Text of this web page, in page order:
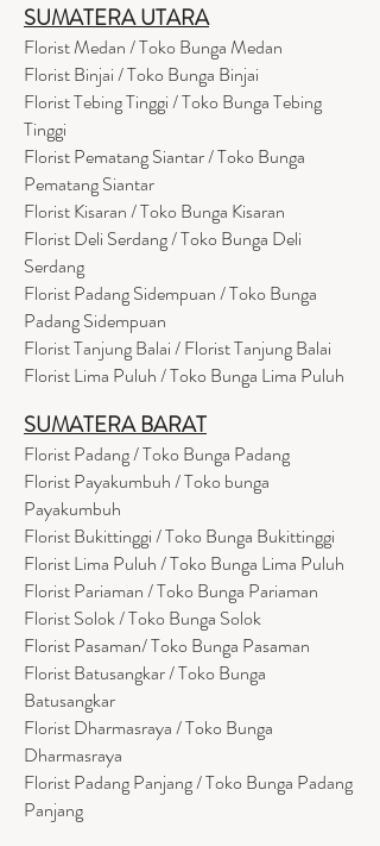
SUMATERA UTARA
Florist Medan / Toko Bunga Medan
Florist Binjai / Toko Bunga Binjai
Florist Tebing Tinggi / Toko Bunga Tebing
Tinggi
Florist Pematang Siantar / Toko Bunga
Pematang Siantar
Florist Kisaran / Toko Bunga Kisaran
Florist Deli Serdang / Toko Bunga Deli
Serdang
Florist Padang Sidempuan / Toko Bunga
Padang Sidempuan
Florist Tanjung Balai / Florist Tanjung Balai
Florist Lima Puluh / Toko Bunga Lima Puluh
SUMATERA BARAT
Florist Padang / Toko Bunga Padang
Florist Payakumbuh / Toko bunga
Payakumbuh
Florist Bukittinggi / Toko Bunga Bukittinggi
Florist Lima Puluh / Toko Bunga Lima Puluh
Florist Pariaman / Toko Bunga Pariaman
Florist Solok / Toko Bunga Solok
Florist Pasaman/ Toko Bunga Pasaman
Florist Batusangkar / Toko Bunga
Batusangkar
Florist Dharmasraya / Toko Bunga
Dharmasraya
Florist Padang Panjang / Toko Bunga Padang
Panjang